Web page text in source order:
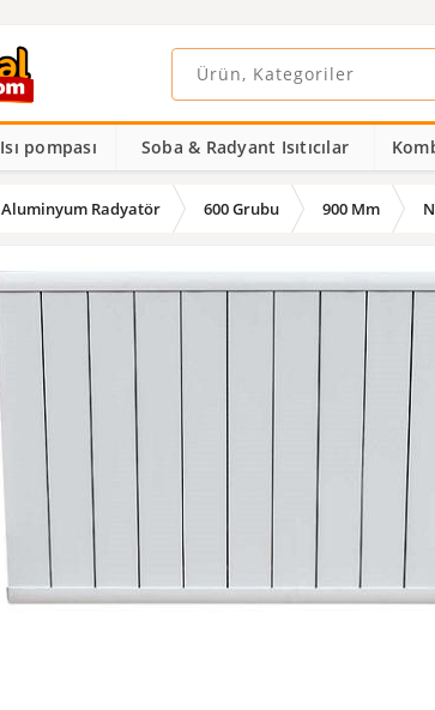
Isı pompası Soba & Radyant Isıtıcılar
Aluminyum Radyatör 600 Grubu 900 Mm